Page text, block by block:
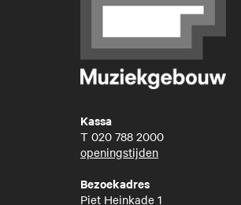
Kassa
T 020 788 2000
openingstijden
Bezoekadres
Piet Heinkade 1